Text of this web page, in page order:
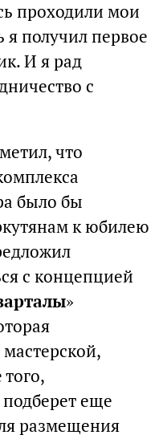
проходили мои
я получил первое
И я рад
с
что
было бы
к юбилею
с концепцией
»
еще
размещения